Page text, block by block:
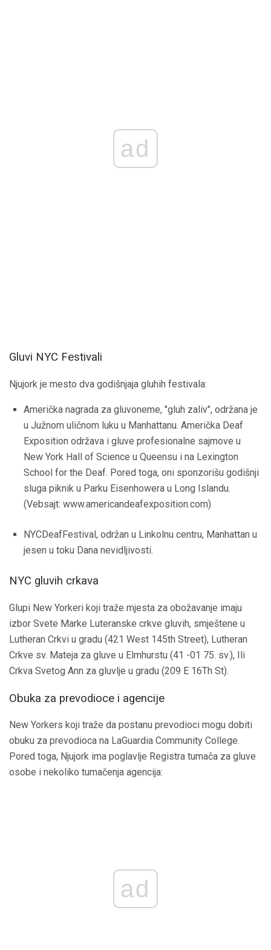
ad
Gluvi NYC Festivali
Njujork je mesto dva godišnjaja gluhih festivala:
Američka nagrada za gluvoneme, "gluh zaliv", održana je
u Južnom uličnom luku u Manhattanu. Američka Deaf
Exposition održava i gluve profesionalne sajmove u
New York Hall of Science u Queensu i na Lexington
School for the Deaf. Pored toga, oni sponzorišu godišnji
sluga piknik u Parku Eisenhowera u Long Islandu.
(Vebsajt: www.americandeafexposition.com)
NYCDeafFestival, održan u Linkolnu centru, Manhattan u
jesen u toku Dana nevidljivosti.
NYC gluvih crkava
Glupi New Yorkeri koji traže mjesta za obožavanje imaju
izbor Svete Marke Luteranske crkve gluvih, smještene u
Lutheran Crkvi u gradu (421 West 145th Street), Lutheran
Crkve sv. Mateja za gluve u Elmhurstu (41 -01 75. sv.), Ili
Crkva Svetog Ann za gluvlje u gradu (209 E 16Th St).
Obuka za prevodioce i agencije
New Yorkers koji traže da postanu prevodioci mogu dobiti
obuku za prevodioca na LaGuardia Community College.
Pored toga, Njujork ima poglavlje Registra tumača za gluve
osobe i nekoliko tumačenja agencija:
ad